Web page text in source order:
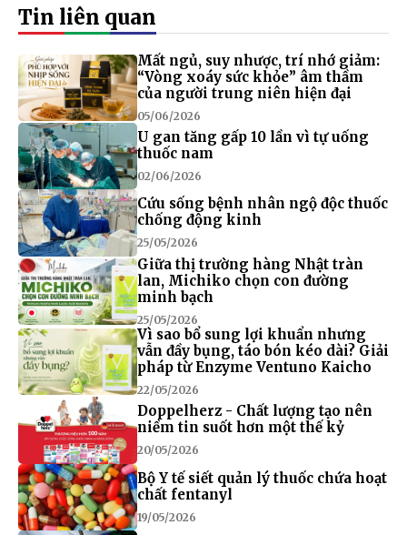
Tin liên quan
Mất ngủ, suy nhược, trí nhớ giảm:
“Vòng xoáy sức khỏe” âm thầm
của người trung niên hiện đại
05/06/2026
U gan tăng gấp 10 lần vì tự uống
thuốc nam
02/06/2026
Cứu sống bệnh nhân ngộ độc thuốc
chống động kinh
25/05/2026
Giữa thị trường hàng Nhật tràn
lan, Michiko chọn con đường
minh bạch
25/05/2026
Vì sao bổ sung lợi khuẩn nhưng
vẫn đầy bụng, táo bón kéo dài? Giải
pháp từ Enzyme Ventuno Kaicho
22/05/2026
Doppelherz - Chất lượng tạo nên
niềm tin suốt hơn một thế kỷ
20/05/2026
Bộ Y tế siết quản lý thuốc chứa hoạt
chất fentanyl
19/05/2026